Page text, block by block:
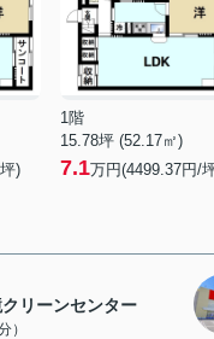
)
1階
15.78坪 (52.17㎡)
7.1万円(4499.37円/
リーンセンター
）